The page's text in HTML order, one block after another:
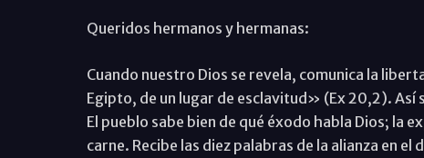
Queridos hermanos y hermanas:
Cuando nuestro Dios se revela, comunica la
Egipto, de un lugar de esclavitud» (Ex 20,2). Así
El pueblo sabe bien de qué éxodo habla Dios; la
carne. Recibe las diez palabras de la alianza en